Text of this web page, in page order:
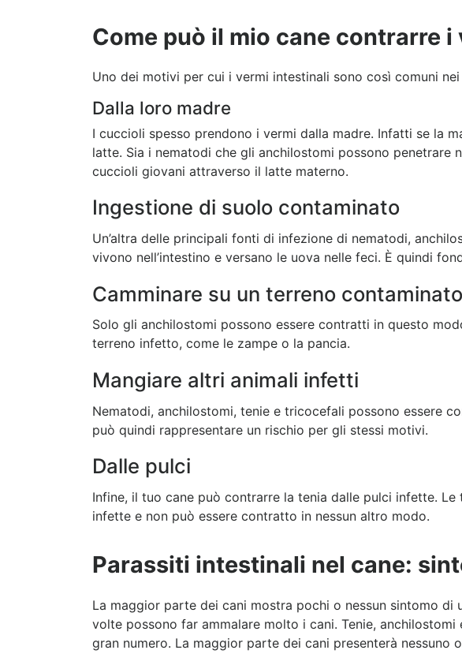
Come può il mio cane contrarre
Uno dei motivi per cui i vermi intestinali sono così comuni
Dalla loro madre
I cuccioli spesso prendono i vermi dalla madre. Infatti se la
latte. Sia i nematodi che gli anchilostomi possono penetrare
cuccioli giovani attraverso il latte materno.
Ingestione di suolo contaminato
Un’altra delle principali fonti di infezione di nematodi,
vivono nell’intestino e versano le uova nelle feci. È quindi
Camminare su un terreno contaminato
Solo gli anchilostomi possono essere contratti in questo
terreno infetto, come le zampe o la pancia.
Mangiare altri animali infetti
Nematodi, anchilostomi, tenie e tricocefali possono essere
può quindi rappresentare un rischio per gli stessi motivi.
Dalle pulci
Infine, il tuo cane può contrarre la tenia dalle pulci infette.
infette e non può essere contratto in nessun altro modo.
Parassiti intestinali nel cane:
La maggior parte dei cani mostra pochi o nessun sintomo di
volte possono far ammalare molto i cani. Tenie,
gran numero. La maggior parte dei cani presenterà nessuno